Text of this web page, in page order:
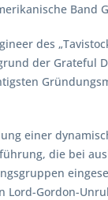
Band
des
der Grateful
einer
die bei
Lord-Gordon-